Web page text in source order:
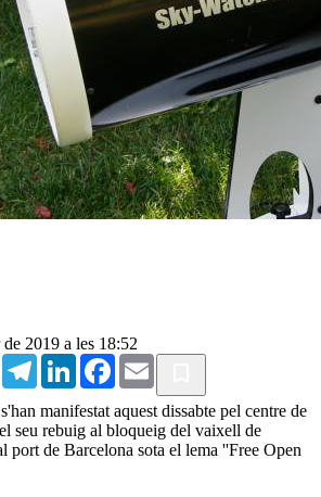
2019 a les 18:52
WhatsAppTelegramLinkedInFacebook
Email
manifestat aquest dissabte pel centre de
seu rebuig al bloqueig del vaixell de
port de Barcelona sota el lema ''Free Open